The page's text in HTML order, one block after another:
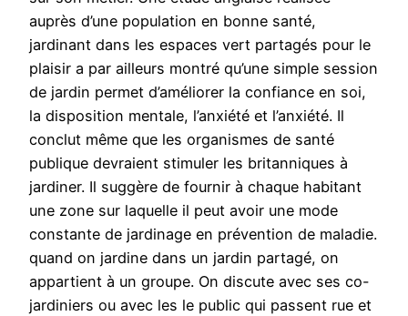
auprès d’une population en bonne santé,
jardinant dans les espaces vert partagés pour le
plaisir a par ailleurs montré qu’une simple session
de jardin permet d’améliorer la confiance en soi,
la disposition mentale, l’anxiété et l’anxiété. Il
conclut même que les organismes de santé
publique devraient stimuler les britanniques à
jardiner. Il suggère de fournir à chaque habitant
une zone sur laquelle il peut avoir une mode
constante de jardinage en prévention de maladie.
quand on jardine dans un jardin partagé, on
appartient à un groupe. On discute avec ses co-
jardiniers ou avec les le public qui passent rue et